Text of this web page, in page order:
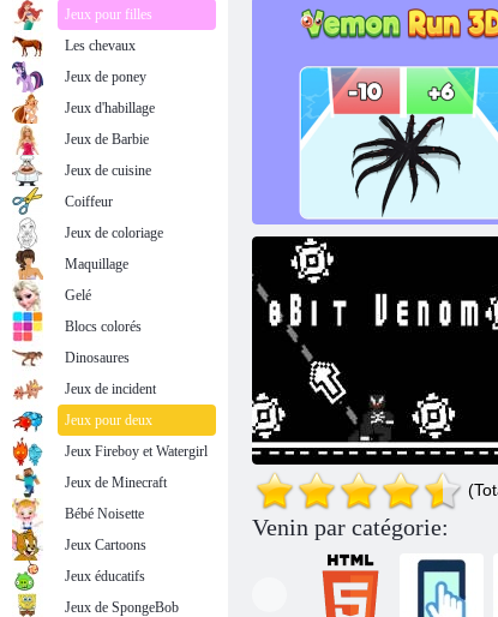
Venom Run 3D
Venin par catégorie:
Jeux pour filles
Les chevaux
Jeux de poney
Jeux d'habillage
Jeux de Barbie
Jeux de cuisine
Coiffeur
Jeux de coloriage
Maquillage
Gelé
Blocs colorés
Dinosaures
Jeux de incident
Jeux pour deux
Jeux Fireboy et Watergirl
Jeux de Minecraft
Bébé Noisette
Jeux Cartoons
Jeux éducatifs
Jeux de SpongeBob